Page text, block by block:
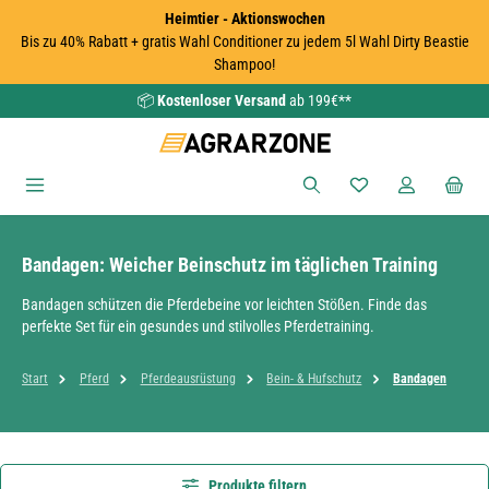
Heimtier - Aktionswochen
Bis zu 40% Rabatt + gratis Wahl Conditioner zu jedem 5l Wahl Dirty Beastie
Shampoo!
📦Kostenloser Versand ab 199€**
Du hast 0
Bandagen: Weicher Beinschutz im täglichen Training
Bandagen schützen die Pferdebeine vor leichten Stößen. Finde das
perfekte Set für ein gesundes und stilvolles Pferdetraining.
Start Pferd Pferdeausrüstung Bein- & Hufschutz Bandagen